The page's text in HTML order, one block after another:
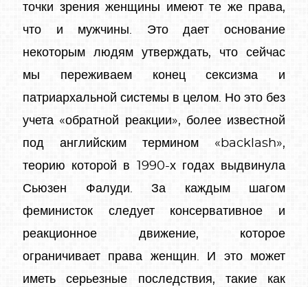
точки зрения женщины имеют те же права,
что и мужчины. Это дает основание
некоторым людям утверждать, что сейчас
мы переживаем конец сексизма и
патриархальной системы в целом. Но это без
учета «обратной реакции», более известной
под английским термином «backlash»,
теорию которой в 1990-х годах выдвинула
Сьюзен Фалуди. За каждым шагом
феминисток следует консервативное и
реакционное движение, которое
ограничивает права женщин. И это может
иметь серьезные последствия, такие как